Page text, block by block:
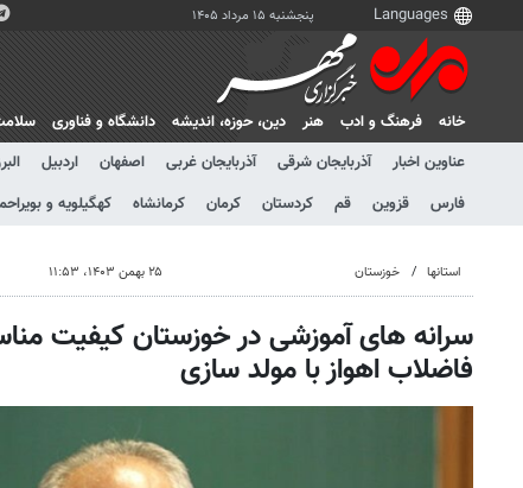
پنجشنبه ۱۵ مرداد ۱۴۰۵
خانه فرهنگ و ادب هنر دين، حوزه، انديشه دانشگاه و فناوری
عناوین اخبار
آذربایجان شرقی آذربایجان غربی اصفهان اردبیل
فارس
قزوین قم کردستان کرمان کرمانشاه کهگیلویه و
استانها خوزستان ۲۵ بهمن ۱۴۰۳، ۱۱:۵۳
سرانه های آموزشی در خوزستان کیفیت
فاضلاب اهواز با مولد سازی